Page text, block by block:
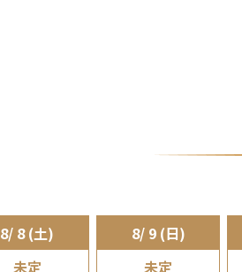
8/ 8 (土)
未定
8/ 9 (日)
未定